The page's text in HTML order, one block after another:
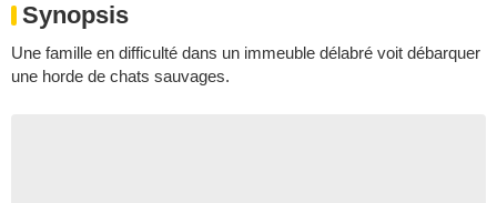
Synopsis
Une famille en difficulté dans un immeuble délabré voit débarquer
une horde de chats sauvages.